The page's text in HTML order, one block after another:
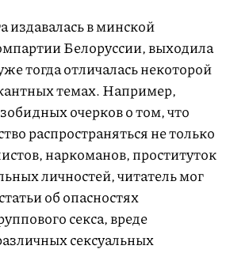
издавалась в минской
Белоруссии, выходила
тогда отличалась некоторой
темах. Например,
очерков о том, что
распространяться не только
наркоманов, проституток
личностей, читатель мог
об опасностях
секса, вреде
сексуальных